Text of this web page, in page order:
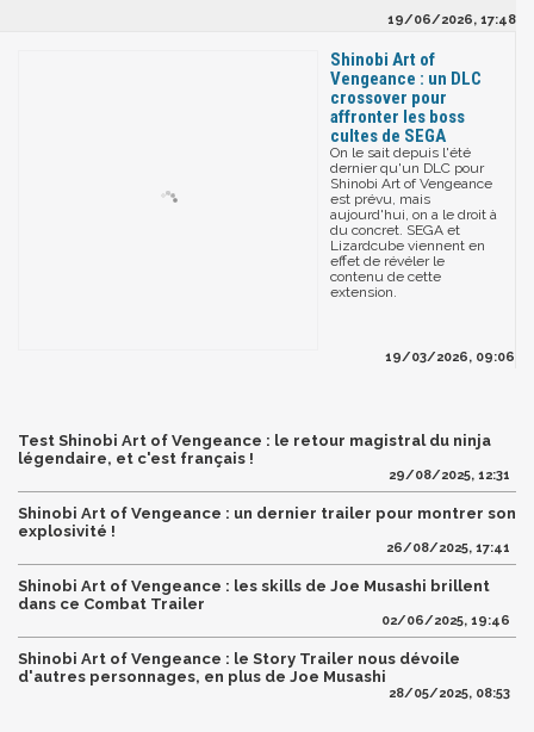
19/06/2026, 17:48
Shinobi Art of
Vengeance : un DLC
crossover pour
affronter les boss
cultes de SEGA
On le sait depuis l'été
dernier qu'un DLC pour
Shinobi Art of Vengeance
est prévu, mais
aujourd'hui, on a le droit à
du concret. SEGA et
Lizardcube viennent en
effet de révéler le
contenu de cette
extension.
19/03/2026, 09:06
Test Shinobi Art of Vengeance : le retour magistral du ninja
légendaire, et c'est français !
29/08/2025, 12:31
Shinobi Art of Vengeance : un dernier trailer pour montrer son
explosivité !
26/08/2025, 17:41
Shinobi Art of Vengeance : les skills de Joe Musashi brillent
dans ce Combat Trailer
02/06/2025, 19:46
Shinobi Art of Vengeance : le Story Trailer nous dévoile
d'autres personnages, en plus de Joe Musashi
28/05/2025, 08:53